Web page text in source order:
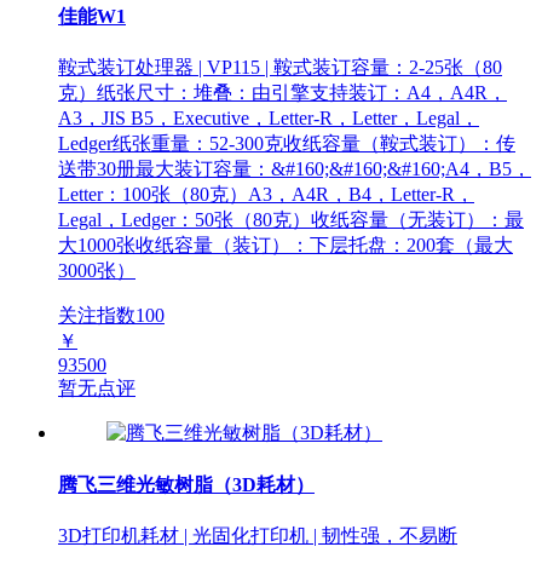
佳能W1
鞍式装订处理器 | VP115 | 鞍式装订容量：2-25张（80
克）纸张尺寸：堆叠：由引擎支持装订：A4，A4R，
A3，JIS B5，Executive，Letter-R，Letter，Legal，
Ledger纸张重量：52-300克收纸容量（鞍式装订）：传
送带30册最大装订容量：&#160;&#160;&#160;A4，B5，
Letter：100张（80克）A3，A4R，B4，Letter-R，
Legal，Ledger：50张（80克）收纸容量（无装订）：最
大1000张收纸容量（装订）：下层托盘：200套（最大
3000张）
关注指数100
￥
93500
暂无点评
腾飞三维光敏树脂（3D耗材）
3D打印机耗材 | 光固化打印机 | 韧性强，不易断